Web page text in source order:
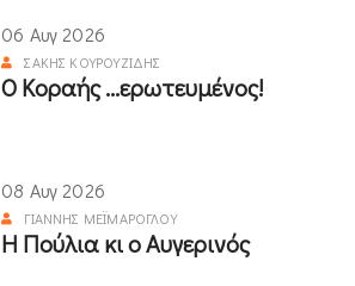
06 Αυγ 2026
ΣΆΚΗΣ ΚΟΥΡΟΥΖΊΔΗΣ
Ο Κοραής ...ερωτευμένος!
08 Αυγ 2026
ΓΙΆΝΝΗΣ ΜΕΪΜΆΡΟΓΛΟΥ
Η Πούλια κι ο Αυγερινός